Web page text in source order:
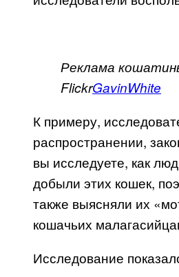
Реклама
FlickrGavinWhite
К примеру,
распространении,
вы исследуете, как
добыли этих кошек,
также выясняли их
кошачьих
Исследование